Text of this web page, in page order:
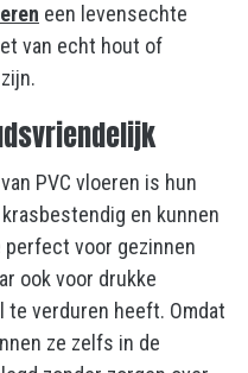
een levensechte
van echt hout of
PVC vloeren is hun
en kunnen
voor gezinnen
ook voor drukke
te verduren heeft. Omdat
ze zelfs in de